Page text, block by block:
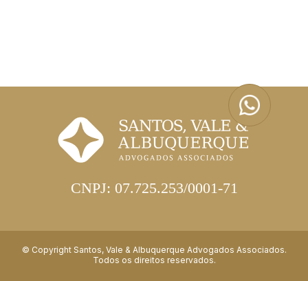
CNPJ: 07.725.253/0001-71
© Copyright Santos, Vale & Albuquerque Advogados Associados.
Todos os direitos reservados.